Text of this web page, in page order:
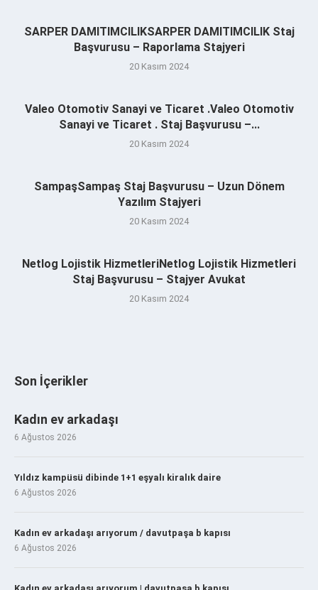
SARPER DAMITIMCILIKSARPER DAMITIMCILIK Staj
Başvurusu – Raporlama Stajyeri
20 Kasım 2024
Valeo Otomotiv Sanayi ve Ticaret .Valeo Otomotiv
Sanayi ve Ticaret . Staj Başvurusu –...
20 Kasım 2024
SampaşSampaş Staj Başvurusu – Uzun Dönem
Yazılım Stajyeri
20 Kasım 2024
Netlog Lojistik HizmetleriNetlog Lojistik Hizmetleri
Staj Başvurusu – Stajyer Avukat
20 Kasım 2024
Son İçerikler
Kadın ev arkadaşı
6 Ağustos 2026
Yıldız kampüsü dibinde 1+1 eşyalı kiralık daire
6 Ağustos 2026
Kadın ev arkadaşı arıyorum / davutpaşa b kapısı
6 Ağustos 2026